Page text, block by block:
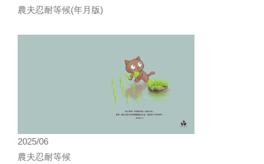
農夫忍耐等候(年月版)
2025/06
農夫忍耐等候